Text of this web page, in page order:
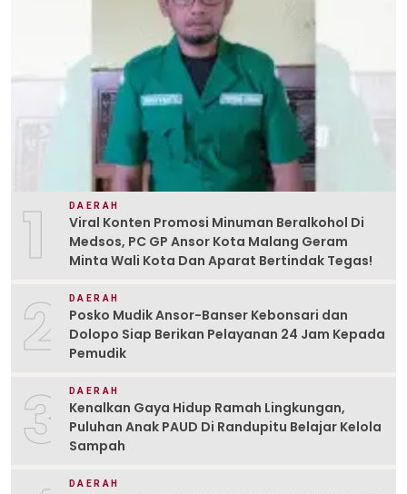
1 DAERAH
Viral Konten Promosi Minuman Beralkohol Di
Medsos, PC GP Ansor Kota Malang Geram
Minta Wali Kota Dan Aparat Bertindak Tegas!
2 DAERAH
Posko Mudik Ansor-Banser Kebonsari dan
Dolopo Siap Berikan Pelayanan 24 Jam Kepada
Pemudik
3 DAERAH
Kenalkan Gaya Hidup Ramah Lingkungan,
Puluhan Anak PAUD Di Randupitu Belajar Kelola
Sampah
DAERAH